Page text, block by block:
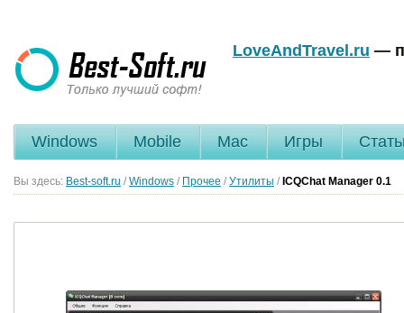
LoveAndTravel.ru —
Windows Mobile Mac Игры
Вы здесь: Best-soft.ru / Windows / Прочее / Утилиты / ICQChat Manager 0.1